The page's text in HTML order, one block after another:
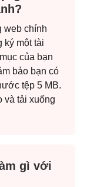
web chính
ký một tài
của bạn
bảo bạn có
tệp 5 MB.
và tải xuống
gì với